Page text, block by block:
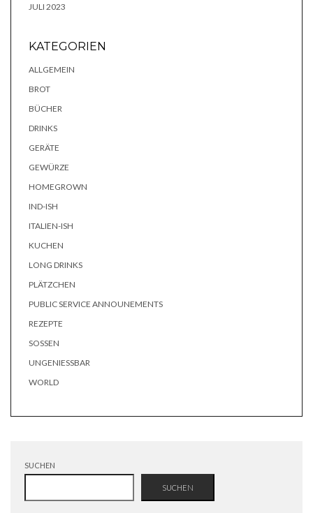
JULI 2023
KATEGORIEN
ALLGEMEIN
BROT
BÜCHER
DRINKS
GERÄTE
GEWÜRZE
HOMEGROWN
IND-ISH
ITALIEN-ISH
KUCHEN
LONG DRINKS
PLÄTZCHEN
PUBLIC SERVICE ANNOUNEMENTS
REZEPTE
SOSSEN
UNGENIESSBAR
WORLD
SUCHEN
SUCHEN